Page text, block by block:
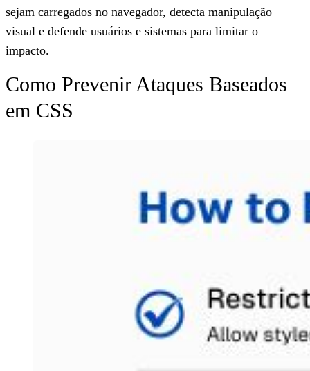
sejam carregados no navegador, detecta manipulação
visual e defende usuários e sistemas para limitar o
impacto.
Como Prevenir Ataques Baseados
em CSS